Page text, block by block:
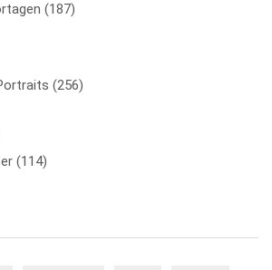
(187)
(256)
(114)